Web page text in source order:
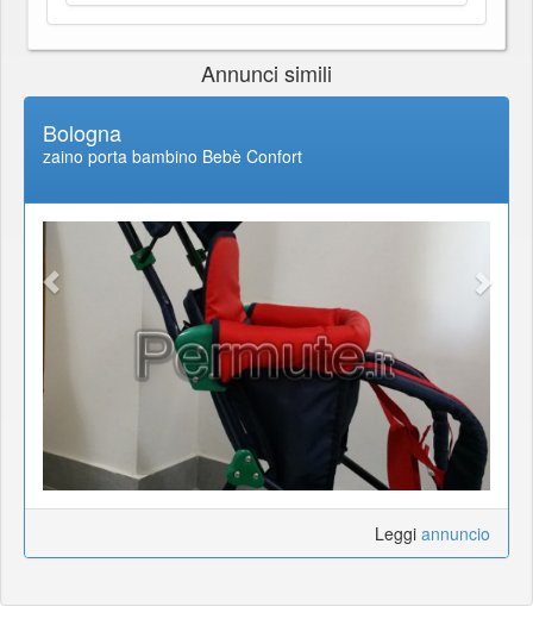
Annunci simili
Bologna
zaino porta bambino Bebè Confort
Leggi annuncio